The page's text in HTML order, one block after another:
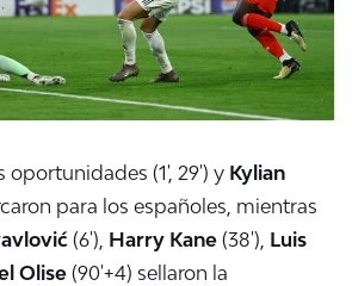
oportunidades (1', 29') y Kylian
para los españoles, mientras
(6'), Harry Kane (38'), Luis
Olise(90'+4) sellaron la